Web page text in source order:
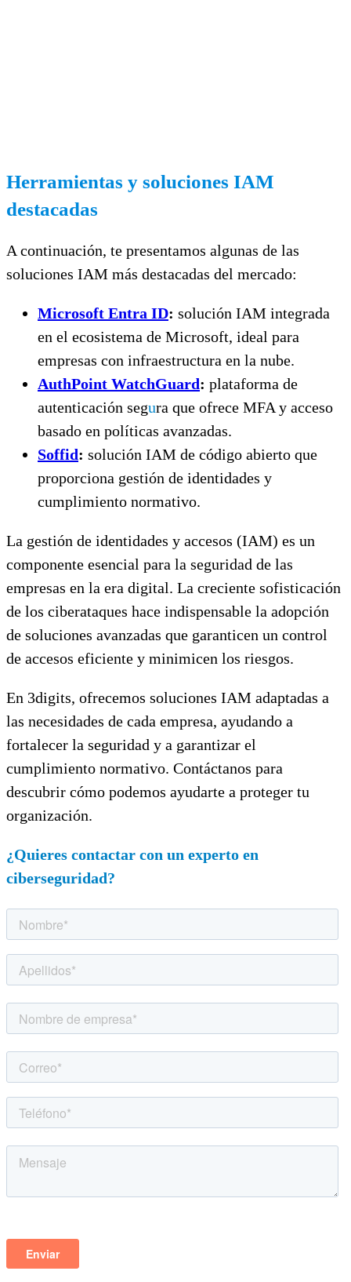
Herramientas y soluciones IAM
destacadas
A continuación, te presentamos algunas de las
soluciones IAM más destacadas del mercado:
Microsoft Entra ID: solución IAM integrada
en el ecosistema de Microsoft, ideal para
empresas con infraestructura en la nube.
AuthPoint WatchGuard: plataforma de
autenticación segura que ofrece MFA y acceso
basado en políticas avanzadas.
Soffid: solución IAM de código abierto que
proporciona gestión de identidades y
cumplimiento normativo.
La gestión de identidades y accesos (IAM) es un
componente esencial para la seguridad de las
empresas en la era digital. La creciente sofisticación
de los ciberataques hace indispensable la adopción
de soluciones avanzadas que garanticen un control
de accesos eficiente y minimicen los riesgos.
En 3digits, ofrecemos soluciones IAM adaptadas a
las necesidades de cada empresa, ayudando a
fortalecer la seguridad y a garantizar el
cumplimiento normativo. Contáctanos para
descubrir cómo podemos ayudarte a proteger tu
organización.
¿Quieres contactar con un experto en
ciberseguridad?